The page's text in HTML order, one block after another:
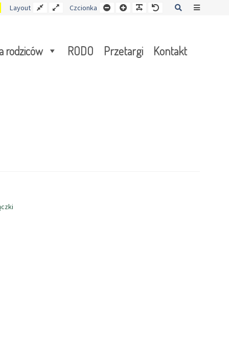
Kontrast
żółto-
Layout Stały
układ
Wide
layout
Czcionka Mniejsza
czcionka
CzcionkaCzcionkaCzcionkaSzukaj
rodziców RODO Przetargi Kontakt